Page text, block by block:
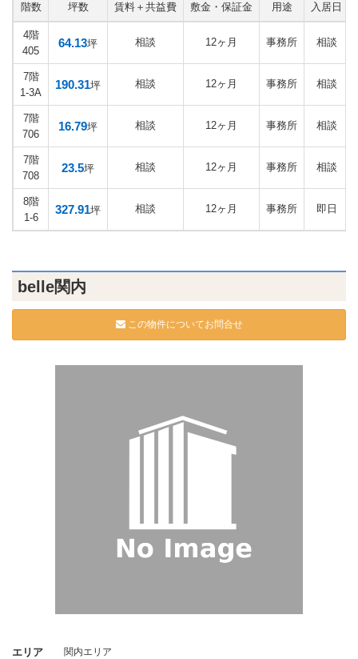
階数 坪数 賃料＋共益費 敷金・保証金 用途 入居日
4階
405
64.13坪 相談 12ヶ月 事務所 相談
7階
1-3A
190.31坪 相談 12ヶ月 事務所 相談
7階
706
16.79坪 相談 12ヶ月 事務所 相談
7階
708
23.5坪 相談 12ヶ月 事務所 相談
8階
1-6
327.91坪 相談 12ヶ月 事務所 即日
belle関内
この物件についてお問合せ
エリア 関内エリア